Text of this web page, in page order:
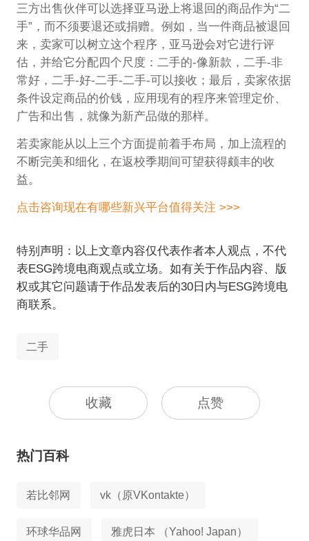
三方出售伙伴可以选择亚马逊上将退回的商品作为“二
手”，而不须要退还或捐赠。例如，当一件商品被退回
来，卖家可以树立这个程序，亚马逊会对它进行评
估，并给它分配四个尺度：二手的-像新款，二手-非
常好，二手-好-二手-二手-可以接收；最后，卖家依据
条件设定商品的价钱，应用现有的程序来管理定价、
广告和出售，就像为新产品做的那样。
若卖家能从以上三个方面提前着手布局，加上流程的
不断完美和细化，在返校季期间可望获得颇丰的收
益。
点击咨询现在有哪些新兴平台值得关注 >>>
特别声明：以上文章内容仅代表作者本人观点，不代
表ESG跨境电商观点或立场。如有关于作品内容、版
权或其它问题请于作品发表后的30日内与ESG跨境电
商联系。
二手
收藏 点赞
热门百科
若比邻网 vk（原VKontakte）
环球华品网 雅虎日本 （Yahoo! Japan）